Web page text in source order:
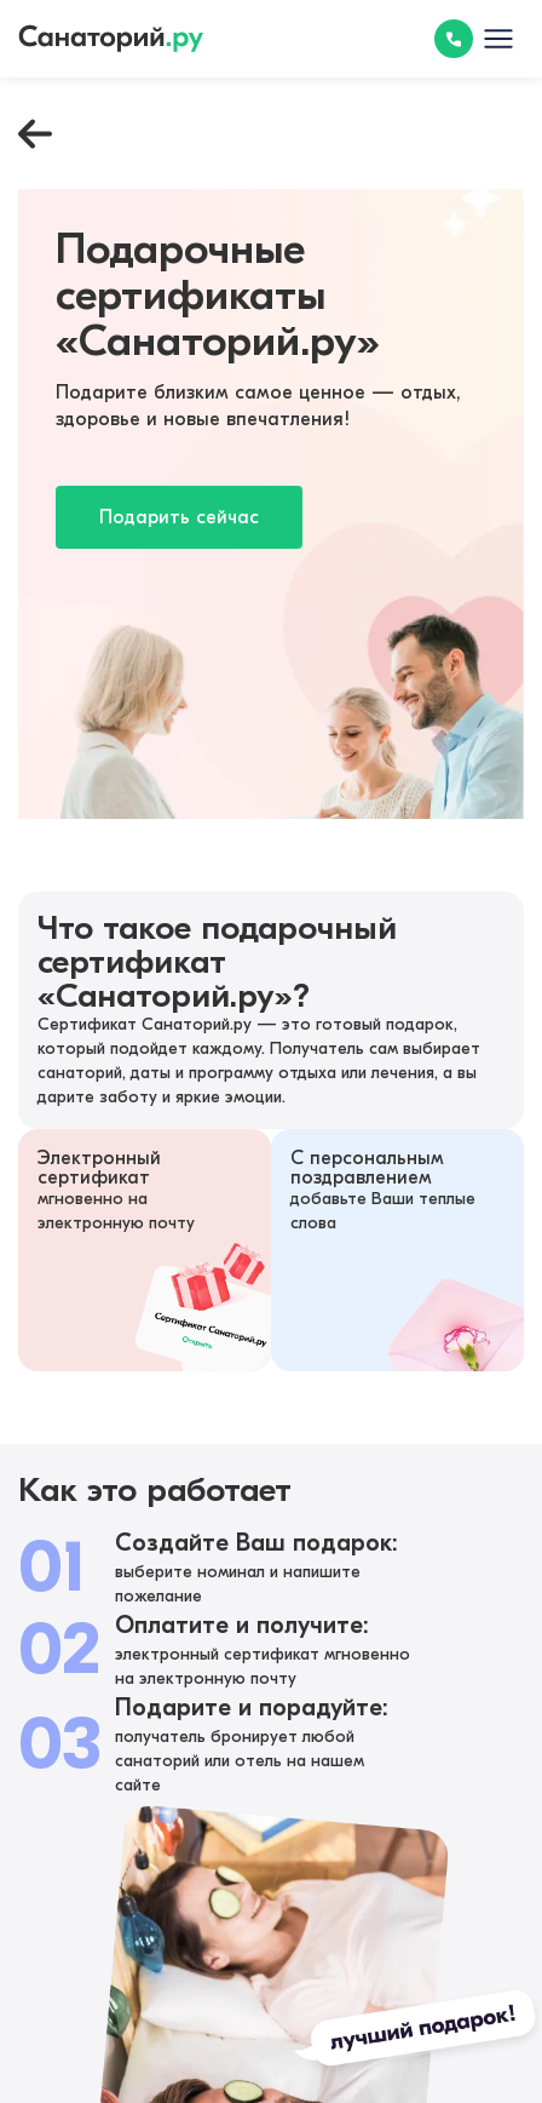
Подарочные
сертификаты
«Санаторий.ру»
Подарите близким самое ценное — отдых,
здоровье и новые впечатления!
Подарить сейчас
Что такое подарочный
сертификат
«Санаторий.ру»?
Сертификат Санаторий.ру — это готовый подарок,
который подойдет каждому. Получатель сам выбирает
санаторий, даты и программу отдыха или лечения, а вы
дарите заботу и яркие эмоции.
Электронный
сертификат
мгновенно на
электронную почту
С персональным
поздравлением
добавьте Ваши теплые
слова
Как это работает
01 Создайте Ваш подарок:
выберите номинал и напишите
пожелание
02 Оплатите и получите:
электронный сертификат мгновенно
на электронную почту
03 Подарите и порадуйте:
получатель бронирует любой
санаторий или отель на нашем
сайте